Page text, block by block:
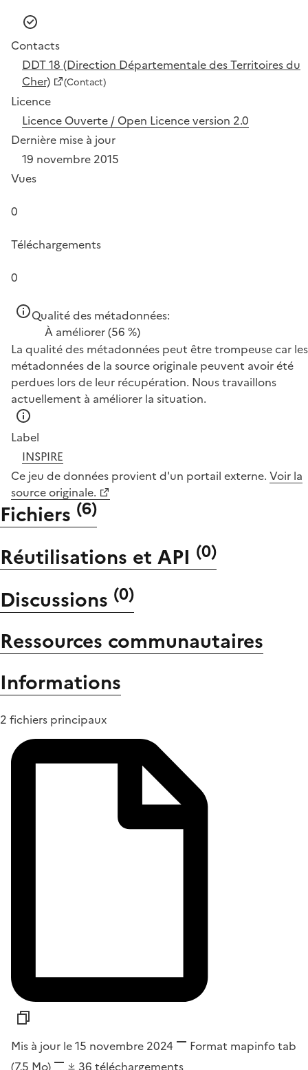
Contacts
DDT 18 (Direction Départementale des Territoires du
Cher)
(Contact)
Licence
Licence Ouverte / Open Licence version 2.0
Dernière mise à jour
19 novembre 2015
Vues
0
Téléchargements
0
Qualité des métadonnées:
À améliorer(56 %)
La qualité des métadonnées peut être trompeuse car les
métadonnées de la source originale peuvent avoir été
perdues lors de leur récupération. Nous travaillons
actuellement à améliorer la situation.
Label
INSPIRE
Ce jeu de données provient d'un portail externe. Voir la
source originale.
Fichiers (6)
Réutilisations et API (0)
Discussions (0)
Ressources communautaires
Informations
2 fichiers principaux
Mis à jour le 15 novembre 2024 Format mapinfo tab